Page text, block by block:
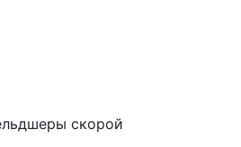
скорой